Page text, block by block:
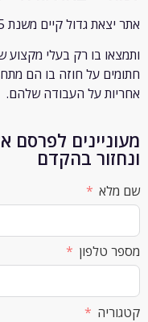
גדול קיים משנת 2005.
בו רקבעלי מקצוע שנבדקו
על חוזה בו הם מתחייבים
על העבודה שלהם.
לפרסם
בהקדם